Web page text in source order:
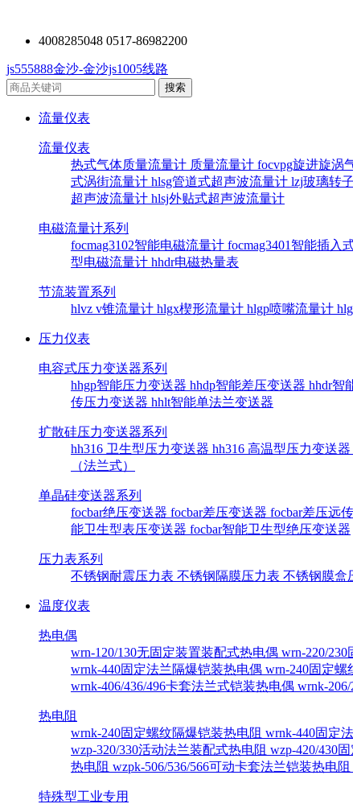
4008285048 0517-86982200
js555888金沙-金沙js1005线路
流量仪表
流量仪表
热式气体质量流量计 质量流量计 focvpg旋进旋涡
式涡街流量计 hlsg管道式超声波流量计 lzj玻璃转
超声波流量计 hlsj外贴式超声波流量计
电磁流量计系列
focmag3102智能电磁流量计 focmag3401智能插入
型电磁流量计 hhdr电磁热量表
节流装置系列
hlvz v锥流量计 hlgx楔形流量计 hlgp喷嘴流量计
压力仪表
电容式压力变送器系列
hhgp智能压力变送器 hhdp智能差压变送器 hhdr智
传压力变送器 hhlt智能单法兰变送器
扩散硅压力变送器系列
hh316 卫生型压力变送器 hh316 高温型压力变送器
（法兰式）
单晶硅变送器系列
focbar绝压变送器 focbar差压变送器 focbar差压远
能卫生型表压变送器 focbar智能卫生型绝压变送器
压力表系列
不锈钢耐震压力表 不锈钢隔膜压力表 不锈钢膜盒
温度仪表
热电偶
wrn-120/130无固定装置装配式热电偶 wrn-220/
wrnk-440固定法兰隔爆铠装热电偶 wrn-240固定螺
wrnk-406/436/496卡套法兰式铠装热电偶 wrnk-
热电阻
wrnk-240固定螺纹隔爆铠装热电阻 wrnk-440固定
wzp-320/330活动法兰装配式热电阻 wzp-420/430
热电阻 wzpk-506/536/566可动卡套法兰铠装热电阻
特殊型工业专用